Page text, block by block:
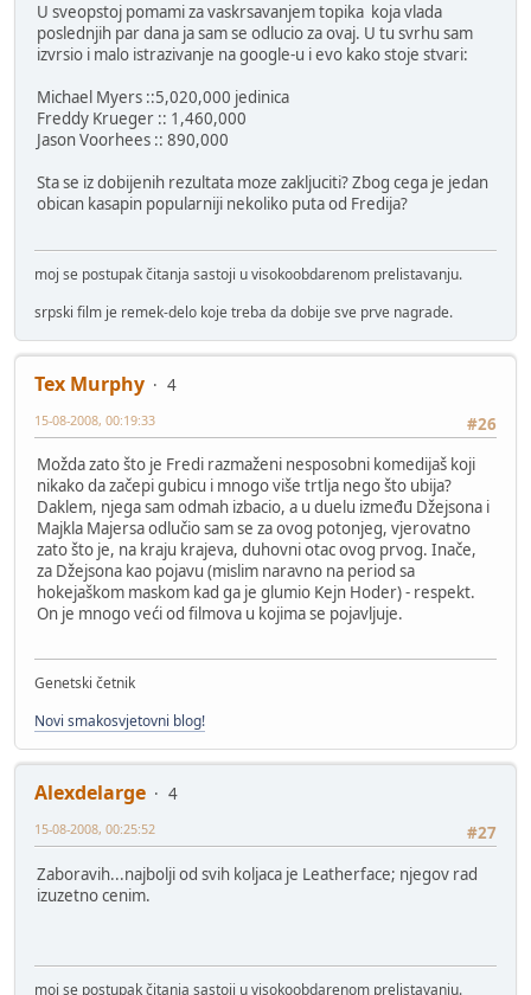
U sveopstoj pomami za vaskrsavanjem topika koja vlada
poslednjih par dana ja sam se odlucio za ovaj. U tu svrhu sam
izvrsio i malo istrazivanje na google-u i evo kako stoje stvari:
Michael Myers ::5,020,000 jedinica
Freddy Krueger :: 1,460,000
Jason Voorhees :: 890,000
Sta se iz dobijenih rezultata moze zakljuciti? Zbog cega je jedan
obican kasapin popularniji nekoliko puta od Fredija?
moj se postupak čitanja sastoji u visokoobdarenom prelistavanju.
srpski film je remek-delo koje treba da dobije sve prve nagrade.
Tex Murphy
4
#26
15-08-2008, 00:19:33
Možda zato što je Fredi razmaženi nesposobni komedijaš koji
nikako da začepi gubicu i mnogo više trtlja nego što ubija?
Daklem, njega sam odmah izbacio, a u duelu između Džejsona i
Majkla Majersa odlučio sam se za ovog potonjeg, vjerovatno
zato što je, na kraju krajeva, duhovni otac ovog prvog. Inače,
za Džejsona kao pojavu (mislim naravno na period sa
hokejaškom maskom kad ga je glumio Kejn Hoder) - respekt.
On je mnogo veći od filmova u kojima se pojavljuje.
Genetski četnik
Novi smakosvjetovni blog!
Alexdelarge
4
#27
15-08-2008, 00:25:52
Zaboravih...najbolji od svih koljaca je Leatherface; njegov rad
izuzetno cenim.
moj se postupak čitanja sastoji u visokoobdarenom prelistavanju.